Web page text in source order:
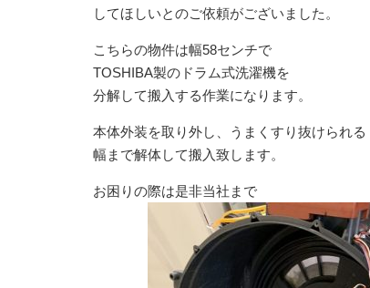
してほしいとのご依頼がございました。
こちらの物件は幅58センチで
TOSHIBA製のドラム式洗濯機を
分解して搬入する作業になります。
本体外装を取り外し、うまくすり抜けられる
幅まで解体して搬入致します。
お困りの際は是非当社まで